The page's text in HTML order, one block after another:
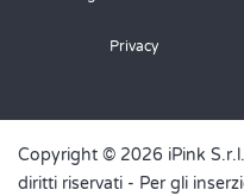
Privacy
Copyright © 2026 iPink
diritti riservati - Per gli